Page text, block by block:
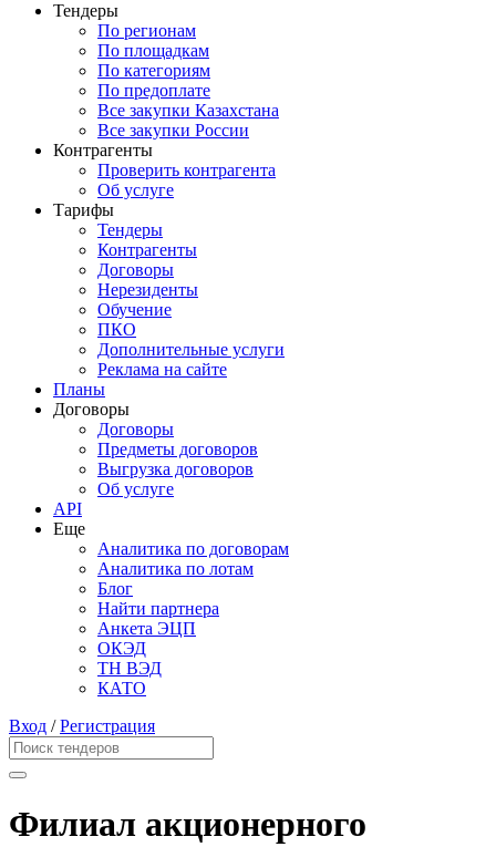
Тендеры
По регионам
По площадкам
По категориям
По предоплате
Все закупки Казахстана
Все закупки России
Контрагенты
Проверить контрагента
Об услуге
Тарифы
Тендеры
Контрагенты
Договоры
Нерезиденты
Обучение
ПКО
Дополнительные услуги
Реклама на сайте
Планы
Договоры
Договоры
Предметы договоров
Выгрузка договоров
Об услуге
API
Еще
Аналитика по договорам
Аналитика по лотам
Блог
Найти партнера
Анкета ЭЦП
ОКЭД
ТН ВЭД
КАТО
Вход /Регистрация
Филиал акционерного